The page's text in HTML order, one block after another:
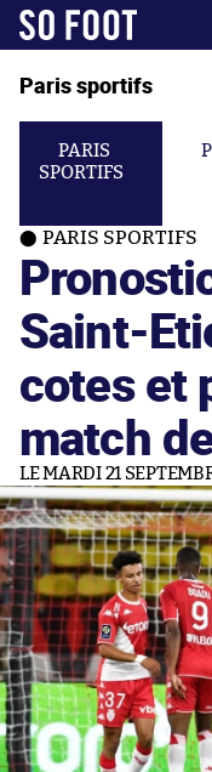
Paris sportifs
PARIS
SPORTIFS
PARIS SPORTIFS
Saint-
cotes et
match
LE MARDI 21